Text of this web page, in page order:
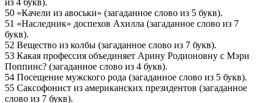
50 «Качели из авоськи» (загаданное слово из 5 букв).
51 «Наследник» доспехов Ахилла (загаданное слово из 7
букв).
52 Вещество из колбы (загаданное слово из 7 букв).
53 Какая профессия объединяет Арину Родионовну с Мэри
Поппинс? (загаданное слово из 4 букв).
54 Посещение мужского рода (загаданное слово из 5 букв).
55 Саксофонист из американских президентов (загаданное
слово из 7 букв).